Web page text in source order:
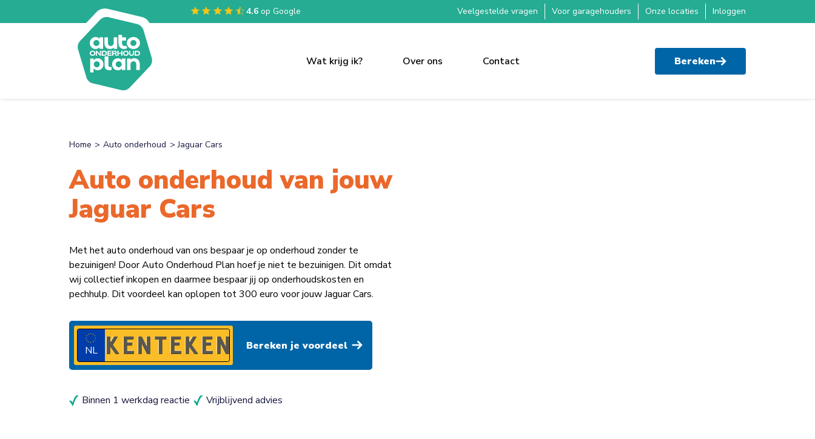
4.6 op Google Veelgestelde vragen Voor garagehouders Onze locaties Inloggen
Wat krijg ik? Over ons Contact Bereken
Home Auto onderhoud Jaguar Cars
Auto onderhoud van jouw
Jaguar Cars
Met het auto onderhoud van ons bespaar je op onderhoud zonder te
bezuinigen! Door Auto Onderhoud Plan hoef je niet te bezuinigen. Dit omdat
wij collectief inkopen en daarmee bespaar jij op onderhoudskosten en
pechhulp. Dit voordeel kan oplopen tot 300 euro voor jouw Jaguar Cars.
NL
Binnen 1 werkdag reactie Vrijblijvend advies